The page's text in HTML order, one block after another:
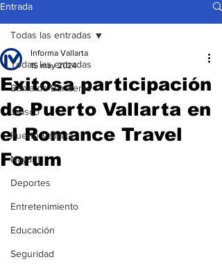
Entrada
Todas las entradas
Bahía de Banderas
Jalisco
Puerto Vallarta
Nayarit
Deportes
Entretenimiento
Educación
Seguridad
Todas las entradas
Exitosa participación
de Puerto Vallarta en
el Romance Travel
Forum
Informa Vallarta
15 may 2024